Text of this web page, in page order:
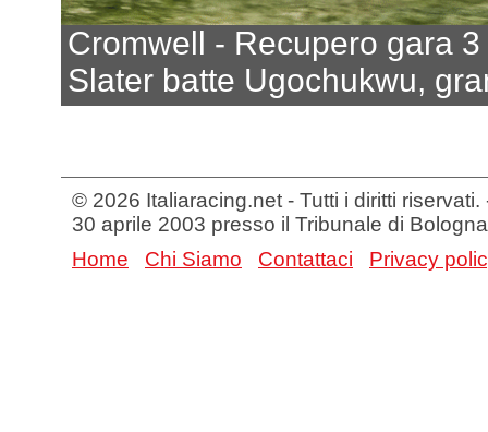
Cromwell - Recupero gara 3
Slater batte Ugochukwu,
© 2026 Italiaracing.net - Tutti i diritti
30 aprile 2003 presso il Tribunale di Bologna
Home
Chi Siamo Contattaci Privacy